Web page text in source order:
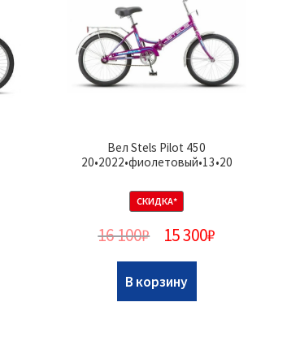
Вел Stels Pilot 450
20•2022•фиолетовый•13•20
СКИДКА*
16 100₽ 15 300₽
В корзину